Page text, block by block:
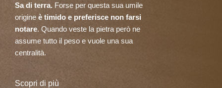
Sa di terra. Forse per questa sua umile
origine è timido e preferisce non farsi
notare. Quando veste la pietra però ne
assume tutto il peso e vuole una sua
centralità.
Scopri di più